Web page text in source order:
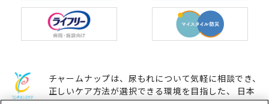
チャームナップは、尿もれについて気軽に相談でき、
正しいケア方法が選択できる環境を目指した、 日本